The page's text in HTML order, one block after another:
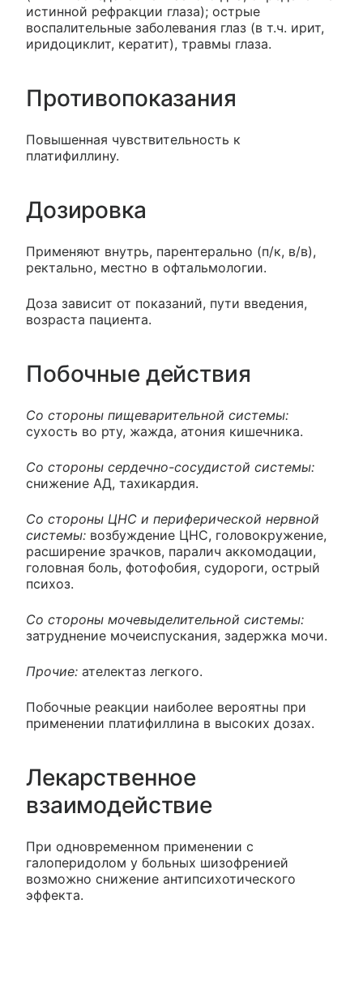
истинной рефракции глаза); острые
воспалительные заболевания глаз (в т.ч. ирит,
иридоциклит, кератит), травмы глаза.
Противопоказания
Повышенная чувствительность к
платифиллину.
Дозировка
Применяют внутрь, парентерально (п/к, в/в),
ректально, местно в офтальмологии.
Доза зависит от показаний, пути введения,
возраста пациента.
Побочные действия
Со стороны пищеварительной системы:
сухость во рту, жажда, атония кишечника.
Со стороны сердечно-сосудистой системы:
снижение АД, тахикардия.
Со стороны ЦНС и периферической нервной
системы: возбуждение ЦНС, головокружение,
расширение зрачков, паралич аккомодации,
головная боль, фотофобия, судороги, острый
психоз.
Со стороны мочевыделительной системы:
затруднение мочеиспускания, задержка мочи.
Прочие: ателектаз легкого.
Побочные реакции наиболее вероятны при
применении платифиллина в высоких дозах.
Лекарственное
взаимодействие
При одновременном применении с
галоперидолом у больных шизофренией
возможно снижение антипсихотического
эффекта.